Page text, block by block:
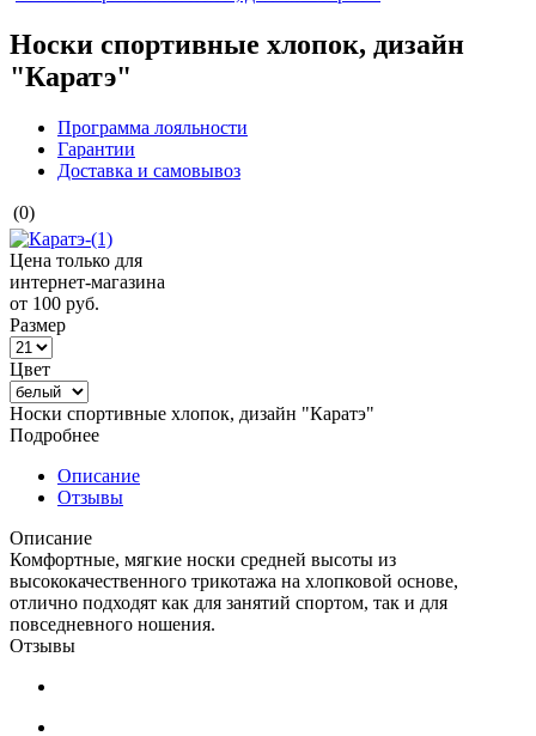
Носки спортивные хлопок, дизайн
"Каратэ"
Программа лояльности
Гарантии
Доставка и самовывоз
(0)
Цена только для
интернет-магазина
от 100 руб.
Размер
Цвет
Носки спортивные хлопок, дизайн "Каратэ"
Подробнее
Описание
Отзывы
Описание
Комфортные, мягкие носки средней высоты из
высококачественного трикотажа на хлопковой основе,
отлично подходят как для занятий спортом, так и для
повседневного ношения.
Отзывы